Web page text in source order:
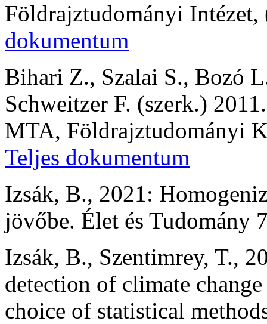
Földrajztudományi
dokumentum
Bihari Z., Szalai S., Bozó
Schweitzer F. (szerk.)
MTA, Földrajztudományi
Teljes dokumentum
Izsák, B., 2021:
jövőbe. Élet és Tudomány
Izsák, B., Szentimrey, T.,
detection of climate
choice of statistical